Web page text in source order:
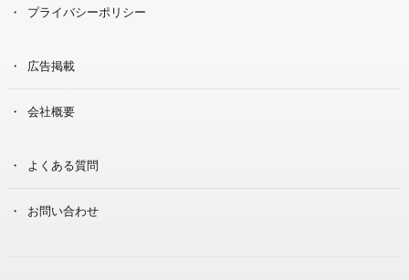
プライバシーポリシー
広告掲載
会社概要
よくある質問
お問い合わせ